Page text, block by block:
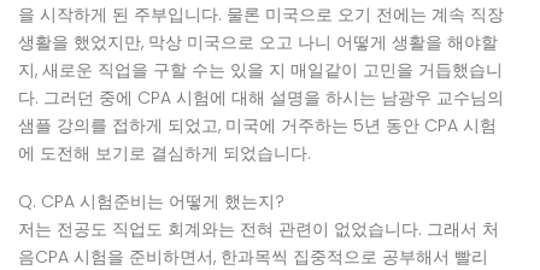
을 시작하게 된 주부입니다. 물론 미국으로 오기 전에는 계속 직장
생활을 했었지만, 막상 미국으로 오고 나니 어떻게 생활을 해야할
지, 새로운 직업을 구할 수는 있을 지 매일같이 고민을 거듭했습니
다. 그러던 중에 CPA 시험에 대해 설명을 하시는 남광우 교수님의
샘플 강의를 접하게 되었고, 미국에 거주하는 5년 동안 CPA 시험
에 도전해 보기로 결심하게 되었습니다.
Q. CPA 시험준비는 어떻게 했는지?
저는 전공도 직업도 회계와는 전혀 관련이 없었습니다. 그래서 처
음CPA 시험을 준비하면서, 한과목씩 집중적으로 공부해서 빨리